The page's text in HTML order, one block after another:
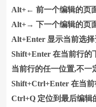
Alt+← 前一个编辑的页
Alt+→ 下一个编辑的页
Alt+Enter 显示当前选
Shift+Enter 在当前行的
当前行的任一位置,不一
Shift+Ctrl+Enter 在当
Ctrl+Q 定位到最后编辑